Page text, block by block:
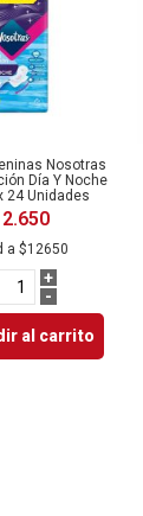
Nosotras
Día Y Noche
24 Unidades
a $12650
+
-
al carrito